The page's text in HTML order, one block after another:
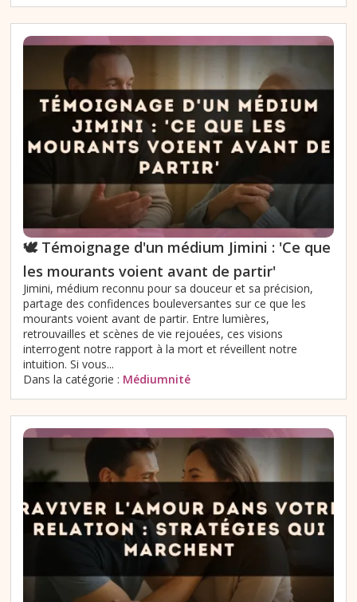
🕊️ Témoignage d'un médium Jimini : 'Ce que
les mourants voient avant de partir'
Jimini, médium reconnu pour sa douceur et sa précision,
partage des confidences bouleversantes sur ce que les
mourants voient avant de partir. Entre lumières,
retrouvailles et scènes de vie rejouées, ces visions
interrogent notre rapport à la mort et réveillent notre
intuition. Si vous...
Dans la catégorie : Médiumnité